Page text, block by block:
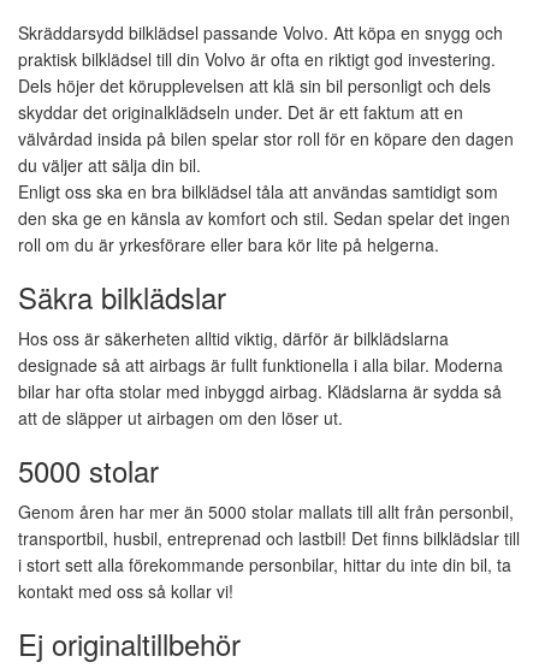
Scania
Volvo
Lastbilsbord
passande…
DAF
MAN
Mercedes
Volvo FM4
Visa alla…
DAF
MAN
Mercedes
Lukta gott
Mat & Dryck
Kaffebryggare
Hundburar & Tillbehör
Flexxy hundbur
Calix Takboxar
H20
Nordic Loader
Urban Loader
MC & Skoter
AGM
Gel
Öppna
Förbrukning & Industri
Industri & Förbrukning
Laddare 24V
Starthjälp & Booster
Belysning
Xenonextraljus
Tillbehör
Glöd, LED &
Xenonlampor
D2R
D2S
Baklysen
Baklyktor
Bakljusramper
Ficklampor
Pannlampor
Bilklädsel
Ford
Volvo
Visa alla…
Ford
Mercedes
Volkswagen
Visa alla…
Bilvård & kem
Klädsel & Mattor
Tvättredskap
Vax & Polering
Kemikalier
Aluminiumrengöring
Förbrukningsartiklar
Trasor
Installationsmaterial
Motstånd & dimmer
Slang & Strumpor
Tejp
Verktyg
Kabel
RKKB Rund
RKUB Enkelledare
Säkringar & relän
Relän & socklar
Säkringar
AMP-kontakter
Deutschkontakter
Lastsäkring
Kätting
Spännband
Stöttor/Väggar
Presenning
Högtalare
Slutsteg
Stereo
Tillbehör Stereo
Reservdelar
Broms
Pneumatik
Hydraulik
Stryp-/Backventiler
Kulventil
Lastbilspumpar & delar
Snabbkoppling TEMA
Fyndhörnan
Skräddarsydd bilklädsel passande Volvo. Att köpa en snygg och
praktisk bilklädsel till din Volvo är ofta en riktigt god investering.
Dels höjer det körupplevelsen att klä sin bil personligt och dels
skyddar det originalklädseln under. Det är ett faktum att en
välvårdad insida på bilen spelar stor roll för en köpare den dagen
du väljer att sälja din bil.
Enligt oss ska en bra bilklädsel tåla att användas samtidigt som
den ska ge en känsla av komfort och stil. Sedan spelar det ingen
roll om du är yrkesförare eller bara kör lite på helgerna.
Säkra bilklädslar
Hos oss är säkerheten alltid viktig, därför är bilklädslarna
designade så att airbags är fullt funktionella i alla bilar. Moderna
bilar har ofta stolar med inbyggd airbag. Klädslarna är sydda så
att de släpper ut airbagen om den löser ut.
5000 stolar
Genom åren har mer än 5000 stolar mallats till allt från personbil,
transportbil, husbil, entreprenad och lastbil! Det finns bilklädslar till
i stort sett alla förekommande personbilar, hittar du inte din bil, ta
kontakt med oss så kollar vi!
Ej originaltillbehör